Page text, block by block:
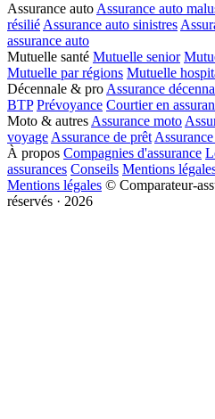
Assurance autoAssurance auto
résiliéAssurance auto sinistres
assurance auto
Mutuelle santé Mutuelle senior
Mutuelle par régions Mutuelle
Décennale & proAssurance
BTP Prévoyance Courtier en
Moto & autresAssurance moto
voyageAssurance de prêt
À propos Compagnies d'assurance
assurances Conseils Mentions
Mentions légales © Comparateur-
réservés · 2026